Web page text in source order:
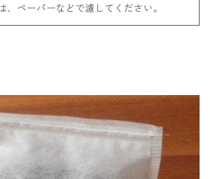
、ペーパーなどで濾してください。